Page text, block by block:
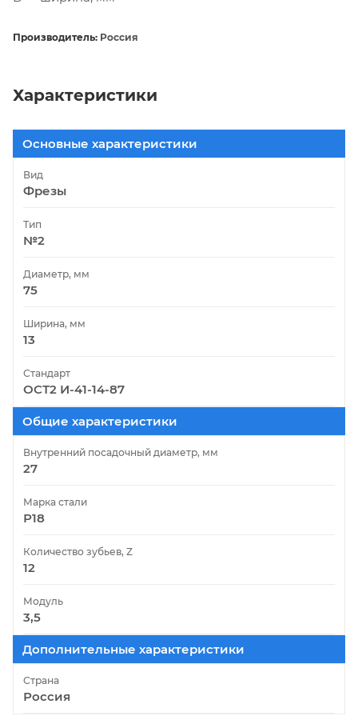
Производитель: Россия
Характеристики
Основные характеристики
Вид
Фрезы
Тип
№2
Диаметр, мм
75
Ширина, мм
13
Стандарт
ОСТ2 И-41-14-87
Общие характеристики
Внутренний посадочный диаметр, мм
27
Марка стали
Р18
Количество зубьев, Z
12
Модуль
3,5
Дополнительные характеристики
Страна
Россия